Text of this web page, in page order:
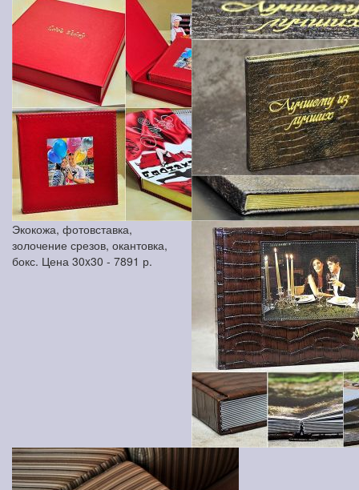
Экокожа, фотовставка,
золочение срезов, окантовка,
бокс. Цена 30x30 - 7891 р.